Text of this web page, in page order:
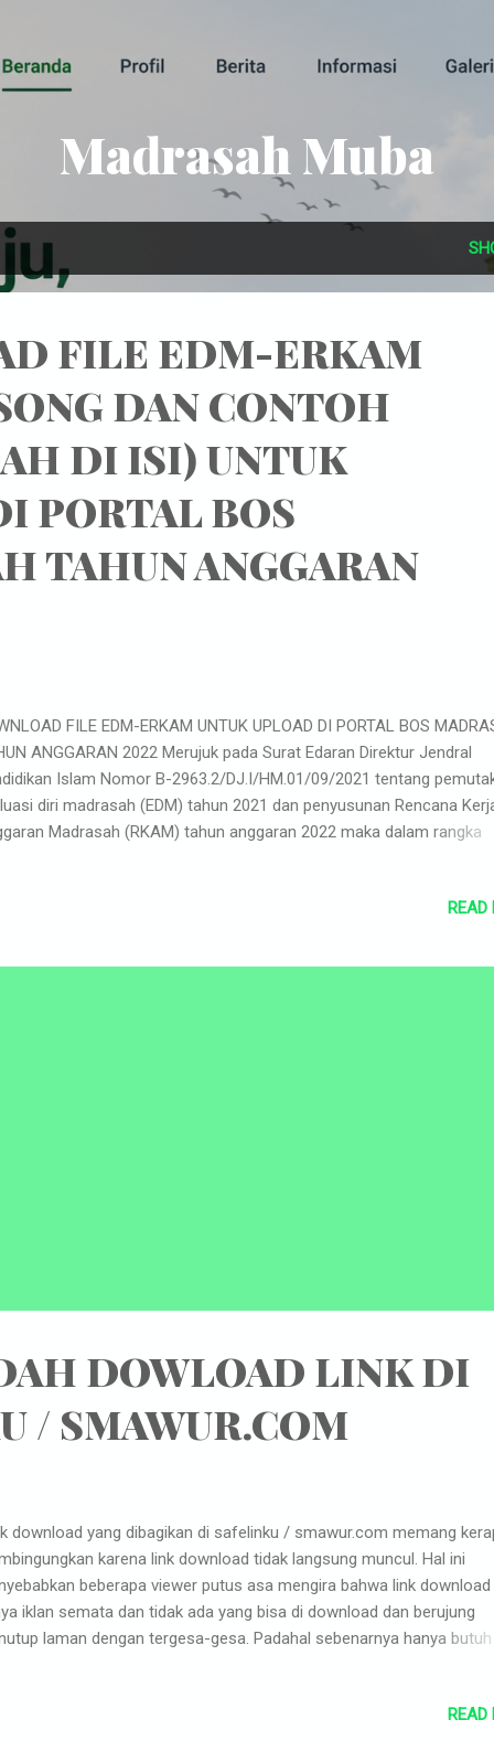
Madrasah Muba
FILE EDM-ERKAM
DAN CONTOH
DI ISI) UNTUK
PORTAL BOS
TAHUN ANGGARAN
FILE EDM-ERKAM UNTUK UPLOAD DI PORTAL BOS
ANGGARAN 2022 Merujuk pada Surat Edaran Direktur Jendral
Islam Nomor B-2963.2/DJ.I/HM.01/09/2021 tentang
diri madrasah (EDM) tahun 2021 dan penyusunan Rencana
Madrasah (RKAM) tahun anggaran 2022 maka dalam rangka
Kerja Anggaran Madrasah (RKAM) tahun angaran 2022
ketentuan bagi madrasah yang antara lain : Bagi Madrasah
READ
DOWLOAD LINK DI
/ SMAWUR.COM
download yang dibagikan di safelinku / smawur.com memang
karena link download tidak langsung muncul. Hal ini
beberapa viewer putus asa mengira bahwa link download
iklan semata dan tidak ada yang bisa di download dan berujung
laman dengan tergesa-gesa. Padahal sebenarnya hanya butuh
smawur.com bisa di download : 1. Klik saja link download
READ